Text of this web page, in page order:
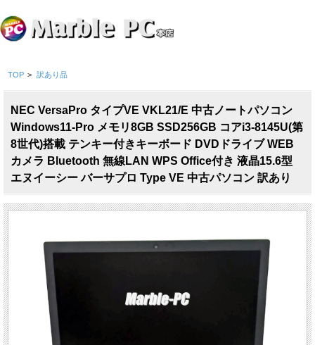
TOP > 訳あり品
NEC VersaPro タイプVE VKL21/E 中古ノートパソコン
Windows11-Pro メモリ8GB SSD256GB コアi3-8145U(第
8世代)搭載 テンキー付きキーボード DVDドライブ WEB
カメラ Bluetooth 無線LAN WPS Office付き 液晶15.6型
エヌイーシー バーサプロ Type VE 中古パソコン 訳あり